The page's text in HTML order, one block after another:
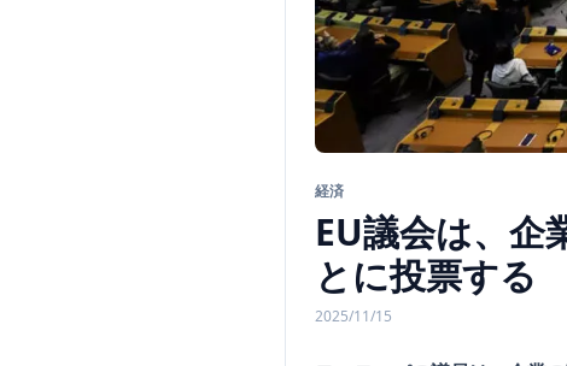
経済
EU議会は、企
とに投票する
2025/11/15